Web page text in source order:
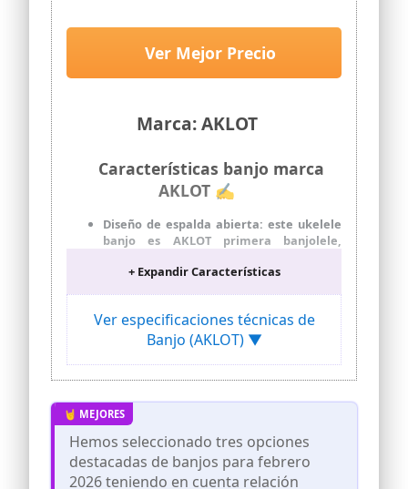
afinador con remolque Way Truss
Rod Gig Bag Tuner Correa Picks
Marca: AKLOT
Ver Mejor Precio
Características banjo marca
AKLOT ✍
Diseño de espalda abierta: este ukelele
banjo es AKLOT primera banjolele,
sonido hacia adelante hacia su
Remo Fiberskyn Drumhead: Esta
banjolele tiene un tono cálido y redondo
y se describe como "cirujoso" o con un
tipo de sonido de montaña appalachia.
Afinador avanzado: empleado
sintonizador de 18:1 para que puedas
afinar tu banjolele más preciso y
mantenerte en sintonía.
La varilla de tracción de dos vías te
+ Expandir Características
Ver especificaciones técnicas de
Banjo (AKLOT) ▼
Hemos seleccionado tres opciones
destacadas de banjos para febrero
2026 teniendo en cuenta relación